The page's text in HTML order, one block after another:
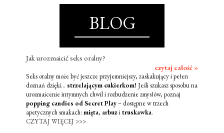
BLOG
Jak urozmaicić seks oralny?
czytaj całość »
Seks oralny może być jeszcze przyjemniejszy, zaskakujący i pełen
doznań dzięki... strzelającym cukierkom! Jeśli szukasz sposobu na
urozmaicenie intymnych chwil i rozbudzenie zmysłów, poznaj
popping candies od Secret Play– dostępne w trzech
apetycznych smakach: mięta, arbuzitruskawka.
CZYTAJ WIĘCEJ >>>